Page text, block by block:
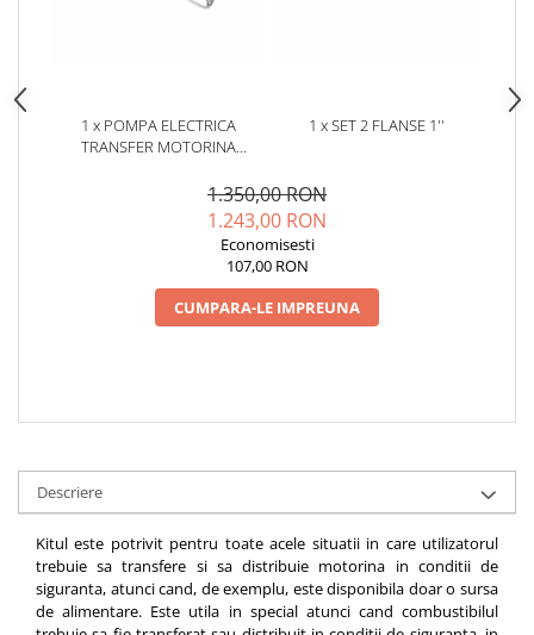
1 x POMPA ELECTRICA
TRANSFER MOTORINA
1 x SET 2 FLANSE 1''
1.350,00 RON
1.243,00 RON
Economisesti
107,00 RON
CUMPARA-LE IMPREUNA
Descriere
Kitul este potrivit pentru toate acele situatii in care utilizatorul
trebuie sa transfere si sa distribuie motorina in conditii de
siguranta, atunci cand, de exemplu, este disponibila doar o sursa
de alimentare. Este utila in special atunci cand combustibilul